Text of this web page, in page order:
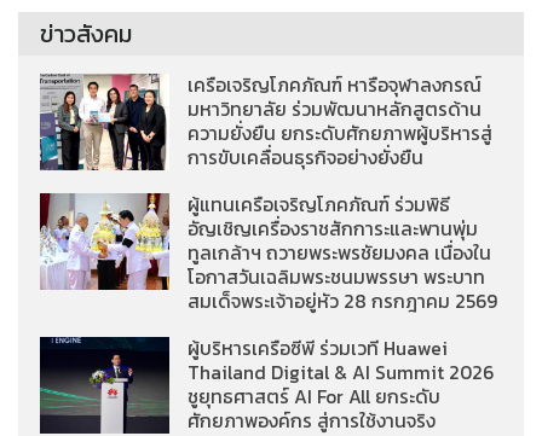
ข่าวสังคม
เครือเจริญโภคภัณฑ์ หารือจุฬาลงกรณ์
มหาวิทยาลัย ร่วมพัฒนาหลักสูตรด้าน
ความยั่งยืน ยกระดับศักยภาพผู้บริหารสู่
การขับเคลื่อนธุรกิจอย่างยั่งยืน
ผู้แทนเครือเจริญโภคภัณฑ์ ร่วมพิธี
อัญเชิญเครื่องราชสักการะและพานพุ่ม
ทูลเกล้าฯ ถวายพระพรชัยมงคล เนื่องใน
โอกาสวันเฉลิมพระชนมพรรษา พระบาท
สมเด็จพระเจ้าอยู่หัว 28 กรกฎาคม 2569
ผู้บริหารเครือซีพี ร่วมเวที Huawei
Thailand Digital & AI Summit 2026
ชูยุทธศาสตร์ AI For All ยกระดับ
ศักยภาพองค์กร สู่การใช้งานจริง